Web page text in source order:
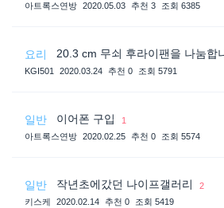
아트록스연방 2020.05.03 추천 3 조회 6385
요리 20.3 cm 무쇠 후라이팬을 나눔합
KGI501
2020.03.24 추천 0 조회 5791
일반 이어폰 구입
1
아트록스연방 2020.02.25 추천 0 조회 5574
일반 작년초에갔던 나이프갤러리
2
키스케
2020.02.14 추천 0 조회 5419